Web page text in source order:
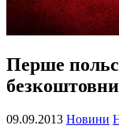
Перше
09.09.2013 Новини